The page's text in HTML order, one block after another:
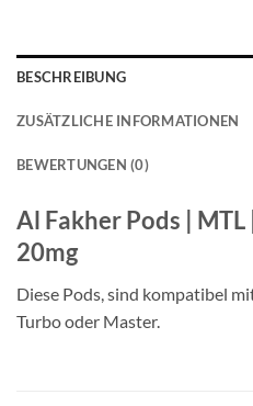
BESCHREIBUNG
ZUSÄTZLICHE INFORMATIONEN
BEWERTUNGEN (0)
Al Fakher Pods |
20mg
Diese Pods, sind kompatibel
Turbo oder Master.